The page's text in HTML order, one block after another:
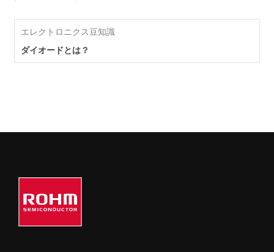
エレクトロニクス豆知識
ダイオードとは？